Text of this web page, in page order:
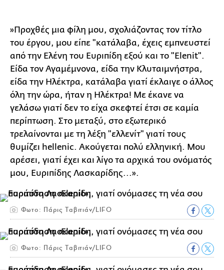
»Προχθές μια φίλη μου, σχολιάζοντας τον τίτλο
του έργου, μου είπε "κατάλαβα, έχεις εμπνευστεί
από την Ελένη του Ευριπίδη εξού και το "Elenit".
Είδα τον Αγαμέμνονα, είδα την Κλυταιμνήστρα,
είδα την Ηλέκτρα, κατάλαβα γιατί έκλαιγε ο άλλος
όλη την ώρα, ήταν η Ηλέκτρα! Με έκανε να
γελάσω γιατί δεν το είχα σκεφτεί έτσι σε καμία
περίπτωση. Στο μεταξύ, στο εξωτερικό
τρελαίνονται με τη λέξη "ελλενίτ" γιατί τους
θυμίζει hellenic. Ακούγεται πολύ ελληνική. Μου
αρέσει, γιατί έχει και λίγο τα αρχικά του ονόματός
μου, Ευριπίδης Λασκαρίδης...».
Φωτο: Πάρις Ταβιτιάν/LIFO
Φωτο: Πάρις Ταβιτιάν/LIFO